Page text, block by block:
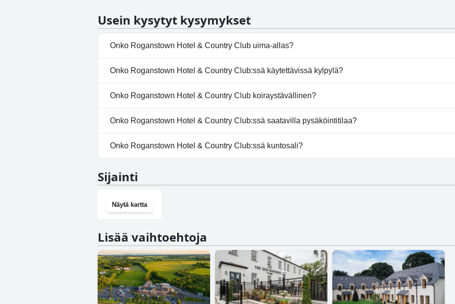
upeat näkymät golfkentälle, mikä tekee vierailusta ikimuistoisen.
Usein kysytyt kysymykset
Onko Roganstown Hotel & Country Club uima-allas?
Kyllä, Roganstown Hotel & Country Club:ssä on uima-allas/altaita, jotka kuuluvat yhteen tai
luokista: Lämmitetty uima-allas, Sisäuima-allas.
Onko Roganstown Hotel & Country Club:ssä käytettävissä kylpylä?
Kyllä, Roganstown Hotel & Country Club tarjoaa kylpylän.
Onko Roganstown Hotel & Country Club koiraystävällinen?
Ei, Roganstown Hotel & Country Club ei salli koiria.
Onko Roganstown Hotel & Country Club:ssä saatavilla pysäköintitilaa?
Kyllä, Roganstown Hotel & Country Club tarjoaa pysäköintimahdollisuuden.
Onko Roganstown Hotel & Country Club:ssä kuntosali?
Sijainti
Näytä kartta
Lisää vaihtoehtoja